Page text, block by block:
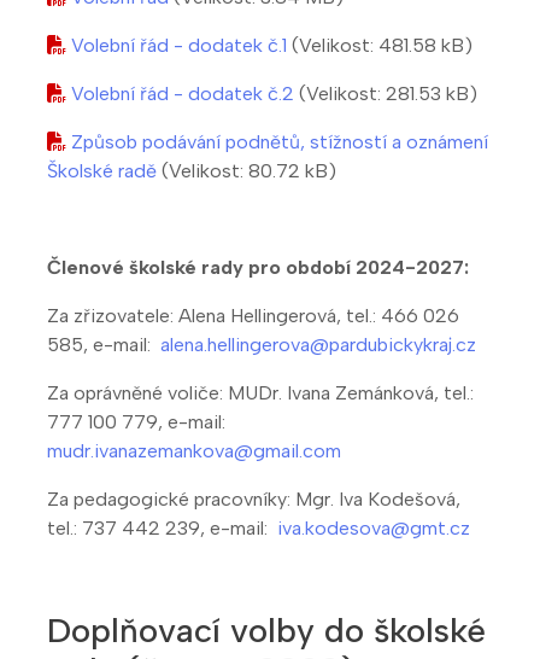
Volební řád - dodatek č.1 (Velikost: 481.58 kB)
Volební řád - dodatek č.2 (Velikost: 281.53 kB)
Způsob podávání podnětů, stížností a oznámení
Školské radě (Velikost: 80.72 kB)
Členové školské rady pro období 2024-2027:
Za zřizovatele: Alena Hellingerová, tel.: 466 026
585, e-mail: alena.hellingerova@pardubickykraj.cz
Za oprávněné voliče: MUDr. Ivana Zemánková, tel.:
777 100 779, e-mail:
mudr.ivanazemankova@gmail.com
Za pedagogické pracovníky: Mgr. Iva Kodešová,
tel.: 737 442 239, e-mail: iva.kodesova@gmt.cz
Doplňovací volby do školské